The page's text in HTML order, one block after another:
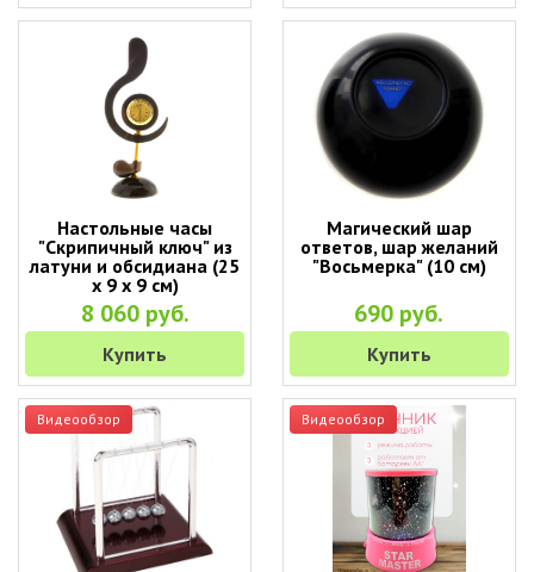
Настольные часы
"Скрипичный ключ" из
латуни и обсидиана (25
х 9 х 9 см)
8 060 руб.
Купить
Магический шар
ответов, шар желаний
"Восьмерка" (10 см)
690 руб.
Купить
Видеообзор Видеообзор